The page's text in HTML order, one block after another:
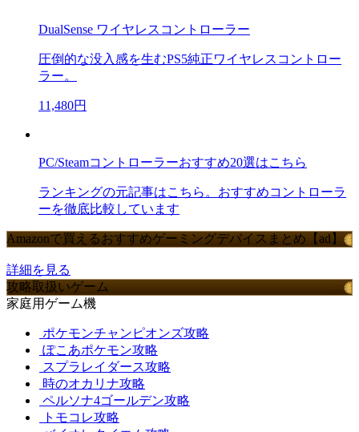
DualSense ワイヤレスコントローラー
圧倒的な没入感を生むPS5純正ワイヤレスコントロー
ラー。
11,480円
PC/Steamコントローラーおすすめ20選はこちら
ランキングの元記事はこちら。おすすめコントローラ
ーを徹底比較しています
Amazonで買えるおすすめゲーミングデバイスまとめ【ad】
詳細を見る
攻略取扱いゲーム
家庭用ゲーム機
ポケモンチャンピオンズ攻略
ぽこあポケモン攻略
スプラレイダース攻略
時のオカリナ攻略
ペルソナ4ゴールデン攻略
トモコレ攻略